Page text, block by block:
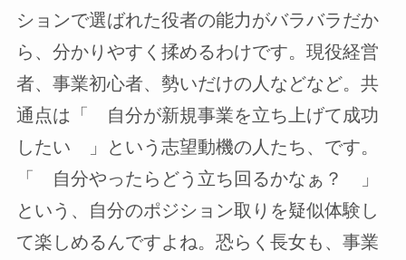
ションで選ばれた役者の能力がバラバラだか
ら、分かりやすく揉めるわけです。現役経営
者、事業初心者、勢いだけの人などなど。共
通点は「 自分が新規事業を立ち上げて成功
したい 」という志望動機の人たち、です。
「 自分やったらどう立ち回るかなぁ？ 」
という、自分のポジション取りを疑似体験し
て楽しめるんですよね。恐らく長女も、事業